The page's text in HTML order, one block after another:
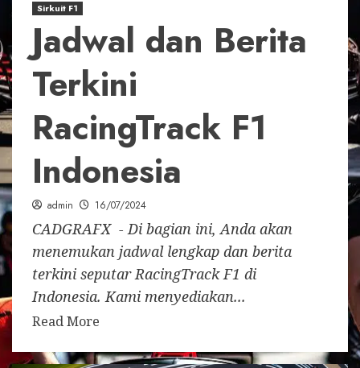
Sirkuit F1
Jadwal dan Berita
Terkini
RacingTrack F1
Indonesia
admin 16/07/2024
CADGRAFX - Di bagian ini, Anda akan
menemukan jadwal lengkap dan berita
terkini seputar RacingTrack F1 di
Indonesia. Kami menyediakan...
Read More